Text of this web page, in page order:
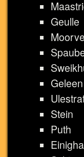
Geulle
Geleen
Stein
Puth